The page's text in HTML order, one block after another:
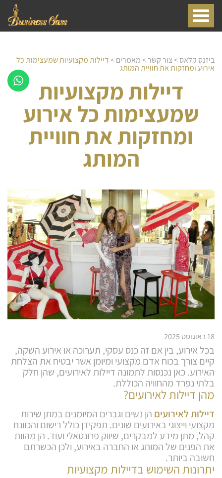
ביזנס קלאס>צור קשר>מאמרים>דיילות מקצועיות שמעצימות כל
אירוע ומחזקות את חוויית המותג
דיילות מקצועיות
שמעצימות כל אירוע
ומחזקות את חוויית
המותג
18 באוגוסט 2025
בכל אירוע, בין אם זה כנס עסקי, תערוכה או אירוע השקה,
קיים צורך בכוח אדם מקצועי ומיומן אשר יבטיח את הצלחת
האירוע. כאן נכנסות לתמונה דיילות לאירועים, שהן חלק
בלתי נפרד מהחוויה הכוללת.
מהן דיילות לאירועים?
דיילות לאירועים הן נשים וגברים המיומנים במתן שירות
מקצועי וייצוגי באירועים שונים. תפקידן כולל רישום והכוונת
קהל, מתן מידע למבקרים, שיווק פרונטאלי ועוד. הן מהוות
את הפנים של המותג או החברה באירוע, ולכן הכשרתם
חשובה ביותר.
יתרונות השימוש בדיילות מקצועיות